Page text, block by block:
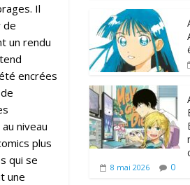
Il
de
un rendu
encrées
niveau
plus
qui se
une
8 mai 2026 0